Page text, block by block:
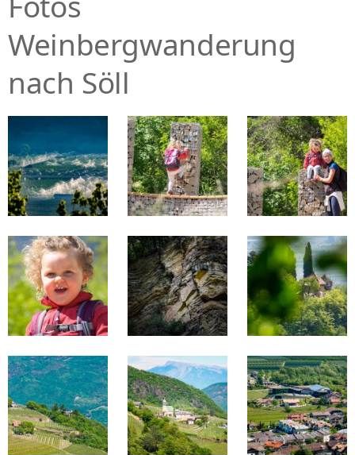
Weinbergwanderung
nach Söll